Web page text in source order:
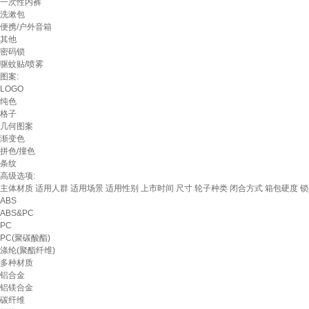
一次性内裤
洗漱包
便携/户外音箱
其他
密码锁
驱蚊贴/喷雾
图案:
LOGO
纯色
格子
几何图案
渐变色
拼色/撞色
条纹
高级选项:
主体材质 适用人群 适用场景 适用性别 上市时间 尺寸 轮子种类 闭合方式 箱包硬度
ABS
ABS&PC
PC
PC(聚碳酸酯)
涤纶(聚酯纤维)
多种材质
铝合金
铝镁合金
碳纤维